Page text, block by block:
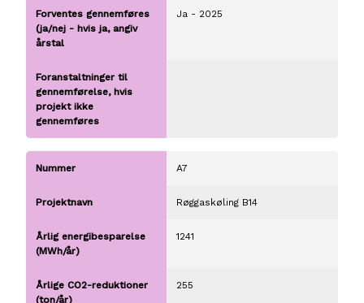
Ja - 2025
A7
Røggaskøling B14
1241
255